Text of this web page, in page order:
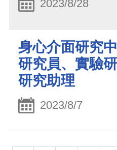
2023/8/28
身心介面研究
研究員、實驗
研究助理
2023/8/7